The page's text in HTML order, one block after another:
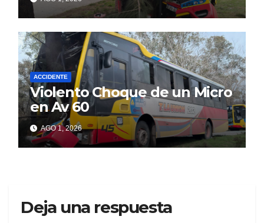
ACCIDENTE
Violento Choque de un Micro
en Av 60
AGO 1, 2026
Deja una respuesta